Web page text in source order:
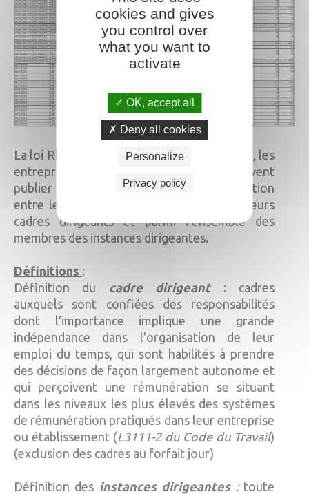
La loi Rixain : Depuis le 1
septembre 2022, les
entreprises de plus de 1 000 salariés doivent
publier les écarts éventuels de représentation
entre les femmes et les hommes parmi leurs
cadres dirigeants et parmi l’ensemble des
membres des instances dirigeantes.
Définitions :
Définition du
cadre dirigeant
: cadres
auxquels sont confiées des responsabilités
dont l'importance implique une grande
indépendance dans l'organisation de leur
emploi du temps, qui sont habilités à prendre
des décisions de façon largement autonome et
qui perçoivent une rémunération se situant
dans les niveaux les plus élevés des systèmes
de rémunération pratiqués dans leur entreprise
ou établissement (L3111-2 du Code du Travail)
(exclusion des cadres au forfait jour)
Définition des instances dirigeantes: toute
cookies and gives
you control over
what you want to
activate
OK, accept all
Deny all cookies
Personalize
Privacy policy